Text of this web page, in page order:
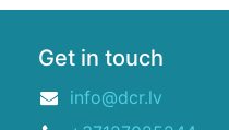
Get in touch
info@dcr.lv